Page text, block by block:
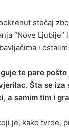
stečaj
“Nove
i
te pare
Šta se
a samim tim i
je, kako tvrde,